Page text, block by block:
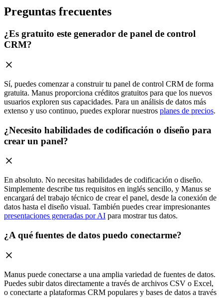
Preguntas frecuentes
¿Es gratuito este generador de panel de control
CRM?
Sí, puedes comenzar a construir tu panel de control CRM de forma
gratuita. Manus proporciona créditos gratuitos para que los nuevos
usuarios exploren sus capacidades. Para un análisis de datos más
extenso y uso continuo, puedes explorar nuestros planes de precios.
¿Necesito habilidades de codificación o diseño para
crear un panel?
En absoluto. No necesitas habilidades de codificación o diseño.
Simplemente describe tus requisitos en inglés sencillo, y Manus se
encargará del trabajo técnico de crear el panel, desde la conexión de
datos hasta el diseño visual. También puedes crear impresionantes
presentaciones generadas por AI para mostrar tus datos.
¿A qué fuentes de datos puedo conectarme?
Manus puede conectarse a una amplia variedad de fuentes de datos.
Puedes subir datos directamente a través de archivos CSV o Excel,
o conectarte a plataformas CRM populares y bases de datos a través